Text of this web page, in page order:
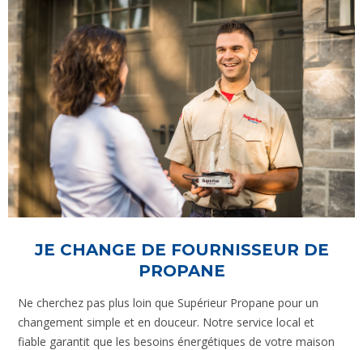
JE CHANGE DE FOURNISSEUR DE
PROPANE
Ne cherchez pas plus loin que Supérieur Propane pour un
changement simple et en douceur. Notre service local et
fiable garantit que les besoins énergétiques de votre maison